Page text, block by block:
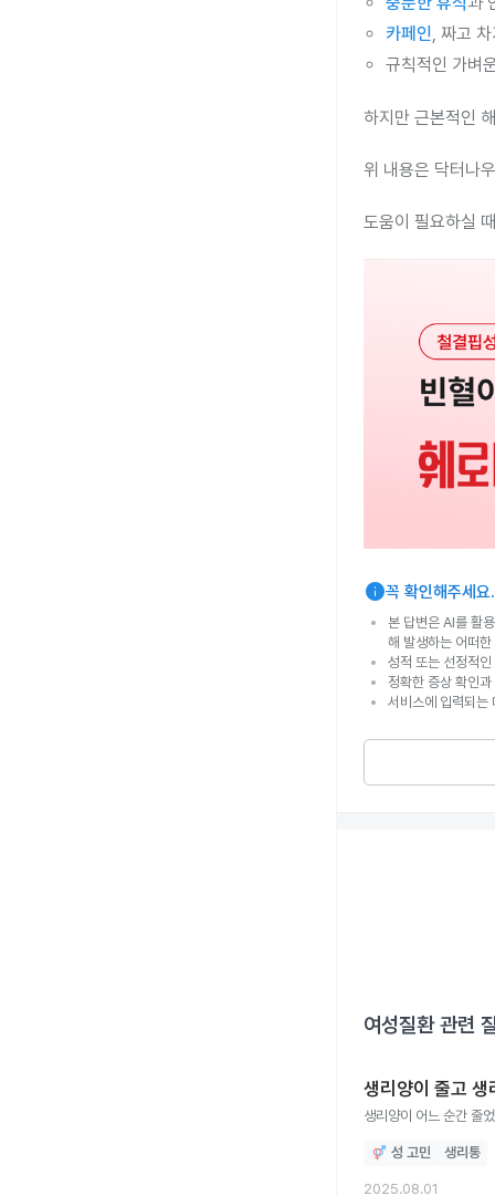
카페인, 짜고
규칙적인 가벼
하지만 근본적인
위 내용은 닥터나
도움이 필요하실
info꼭 확인해주세요.
본 답변은 AI를 활
해 발생하는 어떠
성적 또는 선정적
정확한 증상 확인
서비스에 입력되
여성질환관련
생리양이 줄고
생리양이 어느 순간 줄
성 고민 생리통
2025.08.01